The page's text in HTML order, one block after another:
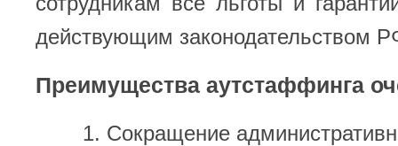
действующим законодательством
Преимущества аутстаффинга
Сокращение